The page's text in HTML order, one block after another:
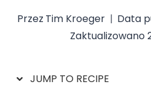
Przez Tim Kroeger Data
Zaktualizowano
JUMP TO RECIPE